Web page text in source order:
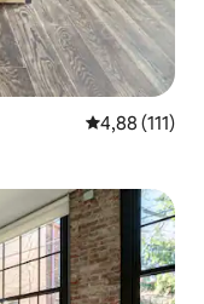
Note
4,88 (111)
aimés